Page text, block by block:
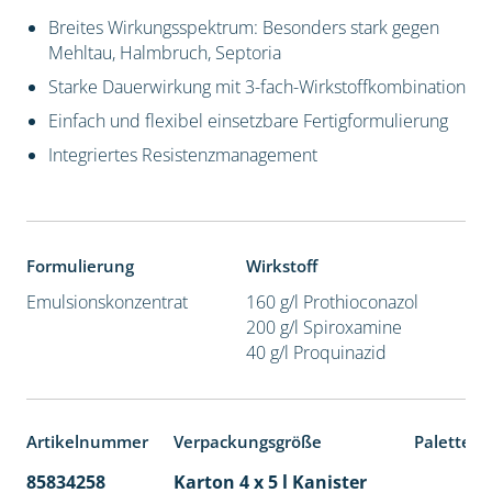
Breites Wirkungsspektrum: Besonders stark gegen
Mehltau, Halmbruch, Septoria
Starke Dauerwirkung mit 3-fach-Wirkstoffkombination
Einfach und flexibel einsetzbare Fertigformulierung
Integriertes Resistenzmanagement
Formulierung
Emulsionskonzentrat
Wirkstoff
160 g/l Prothioconazol
200 g/l Spiroxamine
40 g/l Proquinazid
Artikelnummer Verpackungsgröße
85834258 Karton 4 x 5 l Kanister